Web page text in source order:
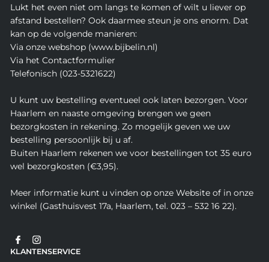
Lukt het even niet om langs te komen of wilt u liever op
afstand bestellen? Ook daarmee steun je ons enorm. Dat
kan op de volgende manieren:
Via onze webshop (www.bijbelin.nl)
Via het Contactformulier
Telefonisch (023-5321622)
U kunt uw bestelling eventueel ook laten bezorgen. Voor
Haarlem en naaste omgeving brengen we geen
bezorgkosten in rekening. Zo mogelijk geven we uw
bestelling persoonlijk bij u af.
Buiten Haarlem rekenen we voor bestellingen tot 35 euro
wel bezorgkosten (€3,95).
Meer informatie kunt u vinden op onze Website of in onze
winkel (Gasthuisvest 17a, Haarlem, tel. 023 – 532 16 22).
KLANTENSERVICE